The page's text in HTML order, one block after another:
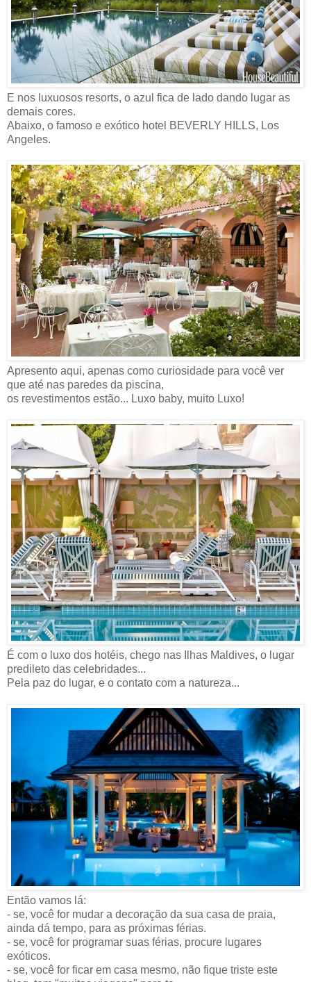
E nos luxuosos resorts, o azul fica de lado dando lugar as
demais cores.
Abaixo, o famoso e exótico hotel BEVERLY HILLS, Los
Angeles.
Apresento aqui, apenas como curiosidade para você ver
que até nas paredes da piscina,
os revestimentos estão... Luxo baby, muito Luxo!
É com o luxo dos hotéis, chego nas Ilhas Maldives, o lugar
predileto das celebridades...
Pela paz do lugar, e o contato com a natureza...
Então vamos lá:
- se, você for mudar a decoração da sua casa de praia,
ainda dá tempo, para as próximas férias.
- se, você for programar suas férias, procure lugares
exóticos.
- se, você for ficar em casa mesmo, não fique triste este